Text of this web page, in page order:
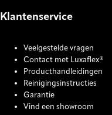
Klantenservice
Veelgestelde vragen
Contact met Luxaflex®
Producthandleidingen
Reinigingsinstructies
Garantie
Vind een showroom